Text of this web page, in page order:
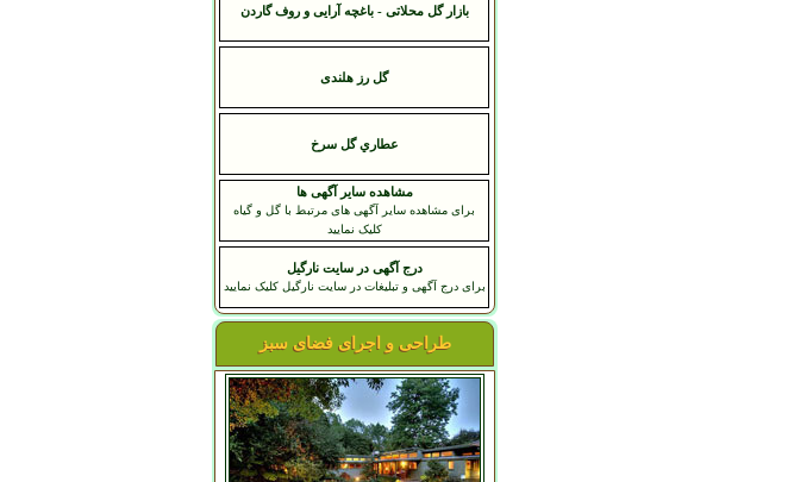
بازار گل محلاتی - باغچه آرایی و روف گاردن
گل رز هلندی
عطاري گل سرخ
مشاهده سایر آگهی ها
برای مشاهده سایر آگهی های مرتبط با گل و گیاه
کلیک نمایید
درج آگهی در سایت نارگیل
برای درج آگهی و تبلیغات در سایت نارگیل کلیک نمایید
طراحی و اجرای فضای سبز